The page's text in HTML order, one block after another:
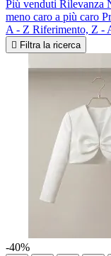
Più venduti Rilevanza
meno caro a più caro
A - Z Riferimento, Z -
 Filtra la ricerca
-40%